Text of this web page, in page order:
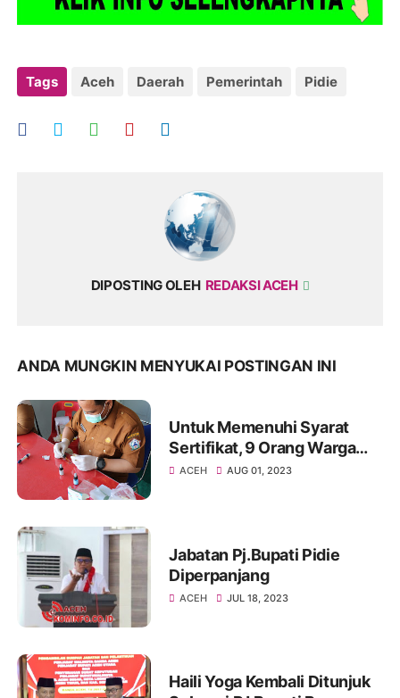
Tags Aceh Daerah Pemerintah Pidie
DIPOSTING OLEH REDAKSI ACEH
ANDA MUNGKIN MENYUKAI POSTINGAN INI
Untuk Memenuhi Syarat
Sertifikat, 9 Orang Warga
Binaan Rutan Kelas II B
ACEH AUG 01, 2023
Jabatan Pj.Bupati Pidie
Diperpanjang
ACEH JUL 18, 2023
Haili Yoga Kembali Ditunjuk